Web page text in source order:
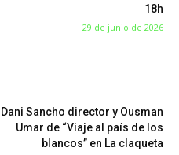
18h
29 de junio de 2026
Dani Sancho director y Ousman
Umar de “Viaje al país de los
blancos” en La claqueta